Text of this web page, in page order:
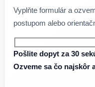
Vyplňte formulár a
postupom alebo
Pošlite dopyt za 30
Ozveme sa čo najskôr